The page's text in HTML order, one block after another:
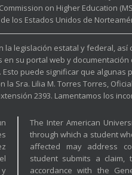
on Higher Education
Estados Unidos de
legislación estatal y federal,
su portal web y
puede significar que
Sra. Lilia M. Torres Torres,
2393. Lamentamos los
The Inter American
through which a student
affected may address
student submits a claim,
accordance with the